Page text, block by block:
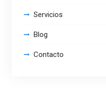
Servicios
Blog
Contacto